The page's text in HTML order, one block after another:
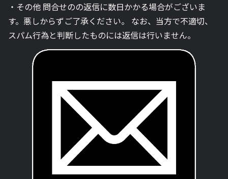
・その他 問合せのの返信に数日かかる場合がございま
す。悪しからずご了承ください。 なお、当方で不適切、
スパム行為と判断したものには返信は行いません。